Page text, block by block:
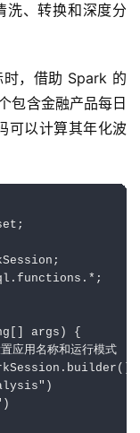
洗、转换和深度分
，借助 Spark 的
包含金融产品每日
可以计算其年化波
args) {
用名称和运行模式